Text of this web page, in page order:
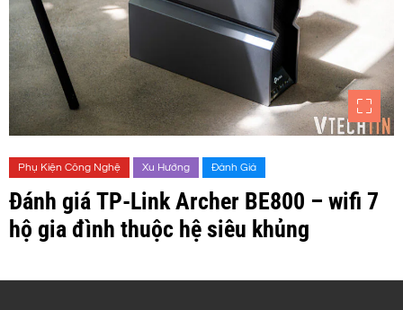
Phụ Kiện Công Nghệ Xu Hướng Đánh Giá
Đánh giá TP-Link Archer BE800 – wifi 7
hộ gia đình thuộc hệ siêu khủng